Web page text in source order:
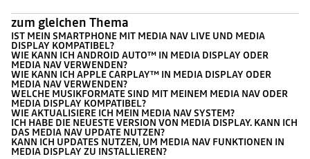
zum gleichen Thema
IST MEIN SMARTPHONE MIT MEDIA NAV LIVE UND MEDIA
DISPLAY KOMPATIBEL?
WIE KANN ICH ANDROID AUTO™ IN MEDIA DISPLAY ODER
MEDIA NAV VERWENDEN?
WIE KANN ICH APPLE CARPLAY™ IN MEDIA DISPLAY ODER
MEDIA NAV VERWENDEN?
WELCHE MUSIKFORMATE SIND MIT MEINEM MEDIA NAV ODER
MEDIA DISPLAY KOMPATIBEL?
WIE AKTUALISIERE ICH MEIN MEDIA NAV SYSTEM?
ICH HABE DIE NEUESTE VERSION VON MEDIA DISPLAY. KANN ICH
DAS MEDIA NAV UPDATE NUTZEN?
KANN ICH UPDATES NUTZEN, UM MEDIA NAV FUNKTIONEN IN
MEDIA DISPLAY ZU INSTALLIEREN?